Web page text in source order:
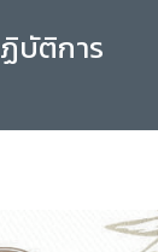
บัติการ